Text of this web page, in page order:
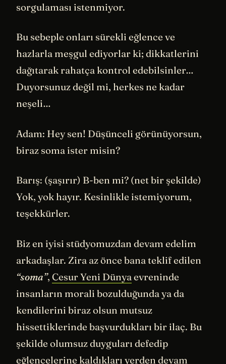
sorgulaması istenmiyor.
Bu sebeple onları sürekli eğlence ve
hazlarla meşgul ediyorlar ki; dikkatlerini
dağıtarak rahatça kontrol edebilsinler…
Duyorsunuz değil mi, herkes ne kadar
neşeli…
Adam: Hey sen! Düşünceli görünüyorsun,
biraz soma ister misin?
Barış: (şaşırır) B-ben mi? (net bir şekilde)
Yok, yok hayır. Kesinlikle istemiyorum,
teşekkürler.
Biz en iyisi stüdyomuzdan devam edelim
arkadaşlar. Zira az önce bana teklif edilen
“soma”, Cesur Yeni Dünyaevreninde
insanların morali bozulduğunda ya da
kendilerini biraz olsun mutsuz
hissettiklerinde başvurdukları bir ilaç. Bu
şekilde olumsuz duyguları defedip
eğlencelerine kaldıkları yerden devam